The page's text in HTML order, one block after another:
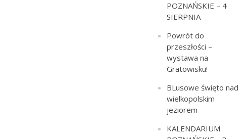
POZNAŃSKIE – 4
SIERPNIA
Powrót do
przeszłości –
wystawa na
Gratowisku!
BLusowe święto nad
wielkopolskim
jeziorem
KALENDARIUM